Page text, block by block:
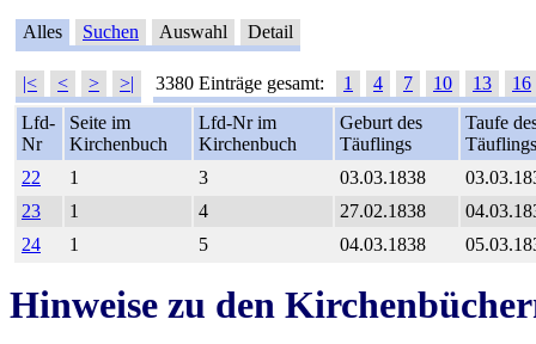
Alles Suchen Auswahl Detail
|< < > >| 3380 Einträge gesamt: 1 4 7 10 13
16
Lfd-
Nr
Seite im
Kirchenbuch
Lfd-Nr im
Kirchenbuch
Geburt des
Täuflings
Taufe
Täuflings
22
1 3 03.03.1838
23
1 4 27.02.1838
24
1 5 04.03.1838
Hinweise zu den